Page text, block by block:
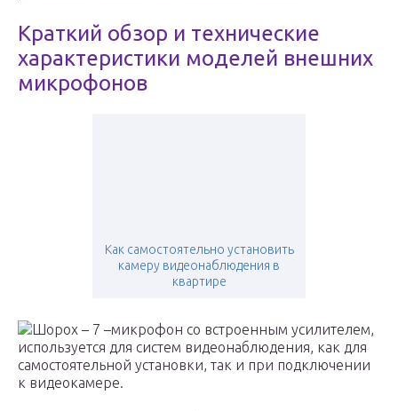
Краткий обзор и технические
характеристики моделей внешних
микрофонов
Как самостоятельно установить
камеру видеонаблюдения в
квартире
Шорох – 7 –микрофон со встроенным усилителем,
используется для систем видеонаблюдения, как для
самостоятельной установки, так и при подключении
к видеокамере.